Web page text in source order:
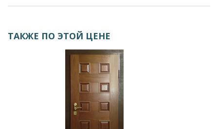
ТАКЖЕ ПО ЭТОЙ ЦЕНЕ